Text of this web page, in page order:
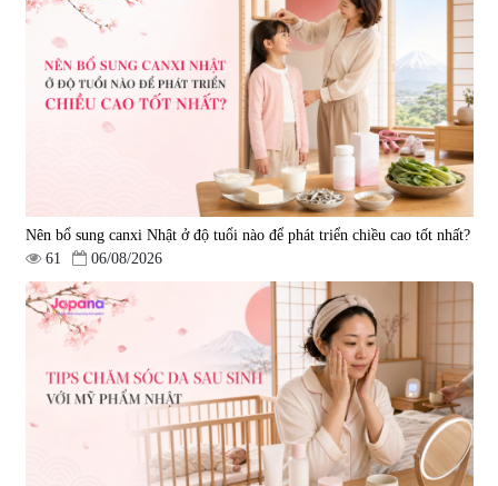
Nên bổ sung canxi Nhật ở độ tuổi nào để phát triển chiều cao tốt nhất?
61
06/08/2026